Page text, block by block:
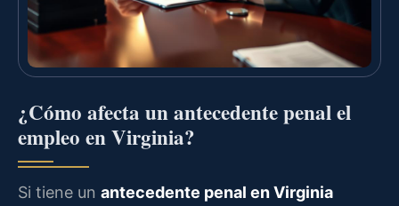
¿Cómo afecta un antecedente penal el
empleo en Virginia?
Si tiene un antecedente penal en Virginia